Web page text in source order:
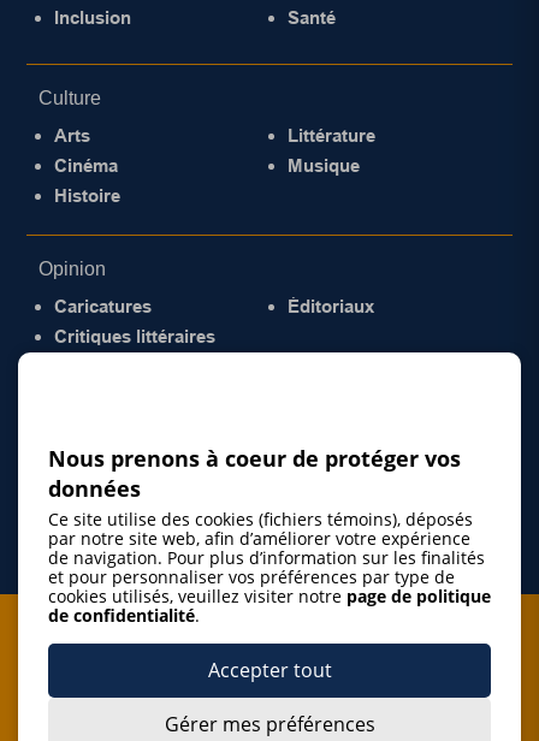
Inclusion
Santé
Culture
Arts
Cinéma
Histoire
Littérature
Musique
Opinion
Caricatures
Critiques littéraires
Éditoriaux
Je m'abonne à l'infolettre
J’accepte de m’abonner à l’infolettre de La Gazette de la
Nous prenons à coeur de protéger vos
données
Ce site utilise des cookies (fichiers témoins), déposés
par notre site web, afin d’améliorer votre expérience
de navigation. Pour plus d’information sur les finalités
et pour personnaliser vos préférences par type de
cookies utilisés, veuillez visiter notre page de politique
de confidentialité.
Accepter tout
Gérer mes préférences